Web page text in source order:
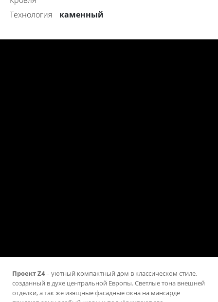
технология
каменный
Проект Z4– уютный компактный дом в классическом стиле,
созданный в духе центральной Европы. Светлые тона внешней
отделки, а так же изящные фасадные окна на мансарде